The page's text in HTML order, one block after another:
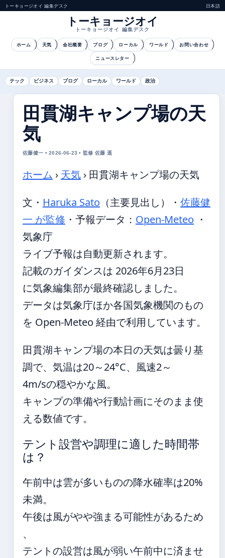
トーキョージオイ 編集デスク 日本語
トーキョージオイ
トーキョージオイ 編集デスク
ホーム 天気 会社概要 ブログ ローカル ワールド お問い合わせ
ニュースレター
テック ビジネス ブログ ローカル ワールド 政治
田貫湖キャンプ場の天
気
佐藤健一 • 2026-06-23 • 監修 佐藤 遥
ホーム › 天気 › 田貫湖キャンプ場の天気
文・ Haruka Sato （主要見出し） ・ 佐藤健
一 が監修 ・ 予報データ： Open-Meteo ・
気象庁
ライブ予報は自動更新されます。
記載のガイダンスは 2026年6月23日
に気象編集部が最終確認しました。
データは気象庁ほか各国気象機関のもの
を Open-Meteo 経由で利用しています。
田貫湖キャンプ場の本日の天気は曇り基
調で、気温は20～24°C、風速2～
4m/sの穏やかな風。
キャンプの準備や行動計画にそのまま使
える数値です。
テント設営や調理に適した時間帯
は？
午前中は雲が多いものの降水確率は20%
未満。
午後は風がやや強まる可能性があるため
、
テントの設営は風が弱い午前中に済ませ